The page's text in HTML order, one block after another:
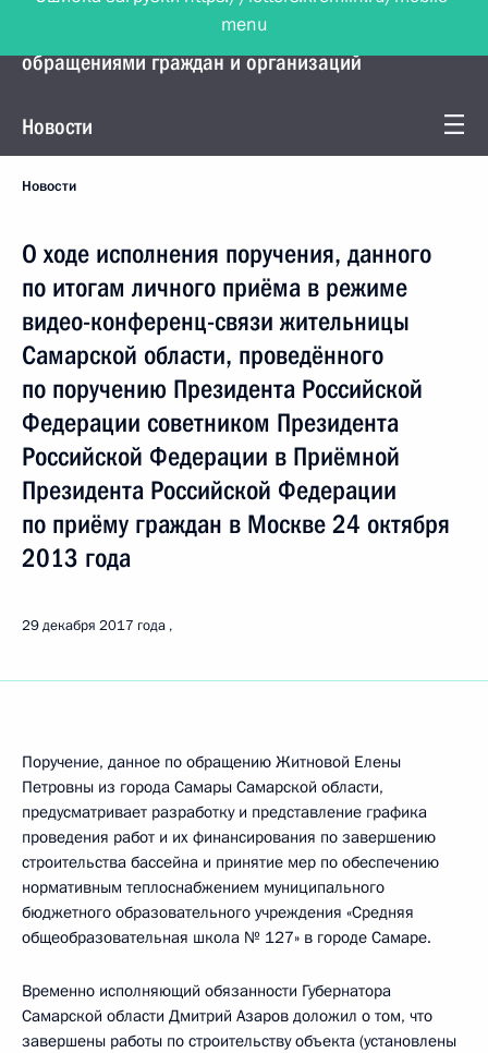
Управление Президента по работе с
обращениями граждан и организаций
Новости
Новости
О ходе исполнения поручения, данного
по итогам личного приёма в режиме
видео-конференц-связи жительницы
Самарской области, проведённого
по поручению Президента Российской
Федерации советником Президента
Российской Федерации в Приёмной
Президента Российской Федерации
по приёму граждан в Москве 24 октября
2013 года
29 декабря 2017 года
Поручение, данное по обращению Житновой Елены
Петровны из города Самары Самарской области,
предусматривает разработку и представление графика
проведения работ и их финансирования по завершению
строительства бассейна и принятие мер по обеспечению
нормативным теплоснабжением муниципального
бюджетного образовательного учреждения «Средняя
общеобразовательная школа № 127» в городе Самаре.
Временно исполняющий обязанности Губернатора
Самарской области Дмитрий Азаров доложил о том, что
завершены работы по строительству объекта (установлены
menu